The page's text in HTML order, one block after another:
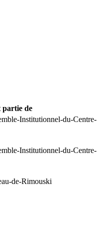
partie de
Institutionnel-du-Centre-
Institutionnel-du-Centre-
de-Rimouski